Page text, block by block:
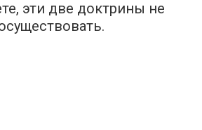
эти две доктрины не